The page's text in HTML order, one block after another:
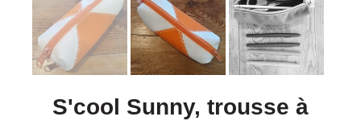
S'cool Sunny, trousse à